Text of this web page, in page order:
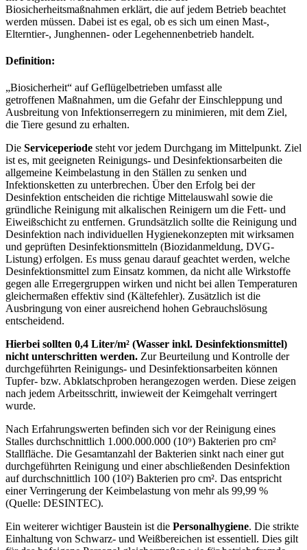
Biosicherheitsmaßnahmen erklärt, die auf jedem Betrieb beachtet
werden müssen. Dabei ist es egal, ob es sich um einen Mast-,
Elterntier-, Junghennen- oder Legehennenbetrieb handelt.
Definition:
„Biosicherheit“ auf Geflügelbetrieben umfasst alle
getroffenen Maßnahmen, um die Gefahr der Einschleppung und
Ausbreitung von Infektionserregern zu minimieren, mit dem Ziel,
die Tiere gesund zu erhalten.
Die Serviceperiode steht vor jedem Durchgang im Mittelpunkt. Ziel
ist es, mit geeigneten Reinigungs- und Desinfektionsarbeiten die
allgemeine Keimbelastung in den Ställen zu senken und
Infektionsketten zu unterbrechen. Über den Erfolg bei der
Desinfektion entscheiden die richtige Mittelauswahl sowie die
gründliche Reinigung mit alkalischen Reinigern um die Fett- und
Eiweißschicht zu entfernen. Grundsätzlich sollte die Reinigung und
Desinfektion nach individuellen Hygienekonzepten mit wirksamen
und geprüften Desinfektionsmitteln (Biozidanmeldung, DVG-
Listung) erfolgen. Es muss genau darauf geachtet werden, welche
Desinfektionsmittel zum Einsatz kommen, da nicht alle Wirkstoffe
gegen alle Erregergruppen wirken und nicht bei allen Temperaturen
gleichermaßen effektiv sind (Kältefehler). Zusätzlich ist die
Ausbringung von einer ausreichend hohen Gebrauchslösung
entscheidend.
Hierbei sollten 0,4 Liter/m² (Wasser inkl. Desinfektionsmittel)
nicht unterschritten werden. Zur Beurteilung und Kontrolle der
durchgeführten Reinigungs- und Desinfektionsarbeiten können
Tupfer- bzw. Abklatschproben herangezogen werden. Diese zeigen
nach jedem Arbeitsschritt, inwieweit der Keimgehalt verringert
wurde.
Nach Erfahrungswerten befinden sich vor der Reinigung eines
Stalles durchschnittlich 1.000.000.000 (10⁹) Bakterien pro cm²
Stallfläche. Die Gesamtanzahl der Bakterien sinkt nach einer gut
durchgeführten Reinigung und einer abschließenden Desinfektion
auf durchschnittlich 100 (10²) Bakterien pro cm². Das entspricht
einer Verringerung der Keimbelastung von mehr als 99,99 %
(Quelle: DESINTEC).
Ein weiterer wichtiger Baustein ist die Personalhygiene. Die strikte
Einhaltung von Schwarz- und Weißbereichen ist essentiell. Dies gilt